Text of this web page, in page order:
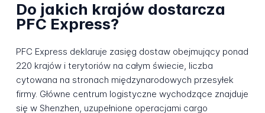
Do jakich krajów dostarcza
PFC Express?
PFC Express deklaruje zasięg dostaw obejmujący ponad
220 krajów i terytoriów na całym świecie, liczba
cytowana na stronach międzynarodowych przesyłek
firmy. Główne centrum logistyczne wychodzące znajduje
się w Shenzhen, uzupełnione operacjami cargo